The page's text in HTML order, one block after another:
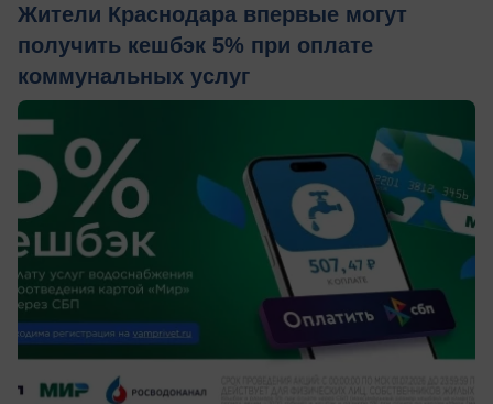
Жители Краснодара впервые могут
получить кешбэк 5% при оплате
коммунальных услуг